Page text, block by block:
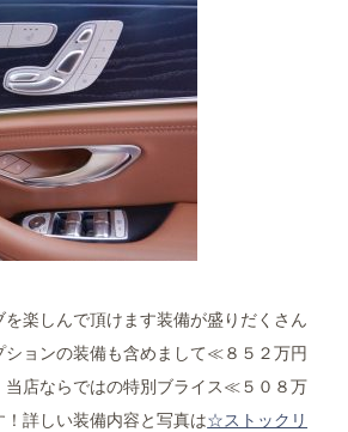
楽しんで頂けます装備が盛りだくさん
ションの装備も含めまして≪８５２万円
店ならではの特別ブライス≪５０８万
詳しい装備内容と写真は☆ストックリ